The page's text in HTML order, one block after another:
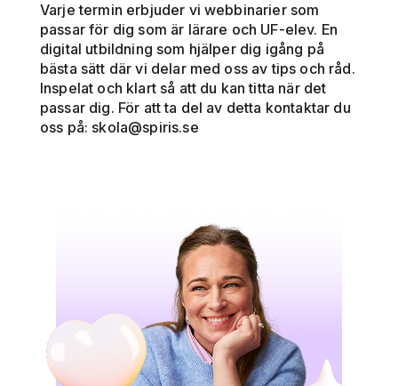
Varje termin erbjuder vi webbinarier som
passar för dig som är lärare och UF-elev. En
digital utbildning som hjälper dig igång på
bästa sätt där vi delar med oss av tips och råd.
Inspelat och klart så att du kan titta när det
passar dig. För att ta del av detta kontaktar du
oss på: skola@spiris.se